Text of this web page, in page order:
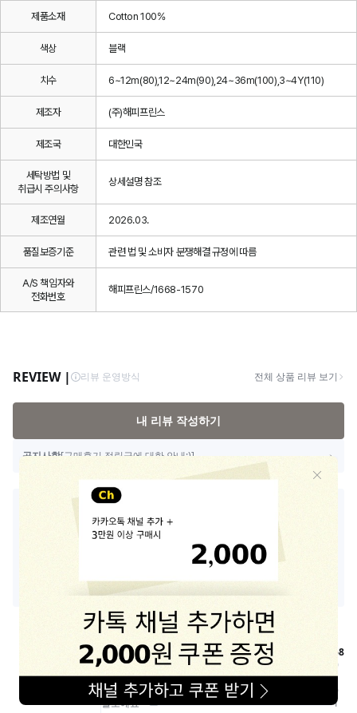
제품소재 Cotton 100%
색상 블랙
치수 6~12m(80),12~24m(90),24~36m(100),3~4Y(110)
제조자 (주)해피프린스
제조국 대한민국
세탁방법 및
취급시 주의사항
상세설명 참조
제조연월 2026.03.
품질보증기준 관련 법 및 소비자 분쟁해결 규정에 따름
A/S 책임자와
전화번호
해피프린스/1668-1570